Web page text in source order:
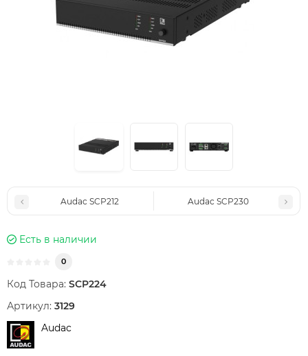
Audac SCP212 Audac SCP230
Есть в наличии
0
Код Товара: SCP224
Артикул: 3129
Audac